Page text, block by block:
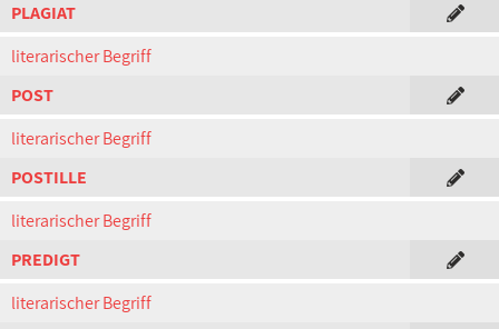
PLAGIAT
literarischer Begriff
POST
literarischer Begriff
POSTILLE
literarischer Begriff
PREDIGT
literarischer Begriff